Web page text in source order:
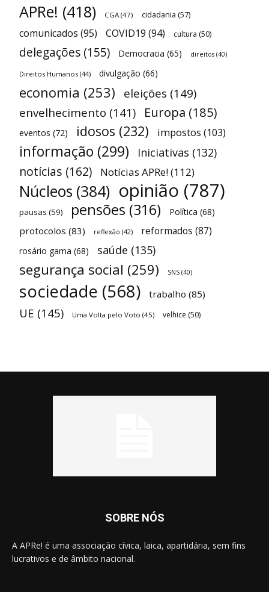
APRe! (418) CGA (47) cidadania (57)
comunicados (95) COVID19 (94) cultura (50)
delegações (155) Democracia (65) direitos (40)
Direitos Humanos (44) divulgação (66)
economia (253) eleições (149)
envelhecimento (141) Europa (185)
eventos (72) idosos (232) impostos (103)
informação (299) Iniciativas (132)
notícias (162) Notícias APRe!(112)
Núcleos (384) opinião (787)
pausas (59) pensões (316) Política (68)
protocolos (83) reflexão (42) reformados (87)
rosário gama (68) saúde (135)
segurança social (259) SNS (40)
sociedade (568) trabalho (85)
UE (145) Uma Volta pelo Voto (45) velhice (50)
SOBRE NÓS
A APRe! é uma associação cívica, laica, apartidária, sem fins
lucrativos e de âmbito nacional.